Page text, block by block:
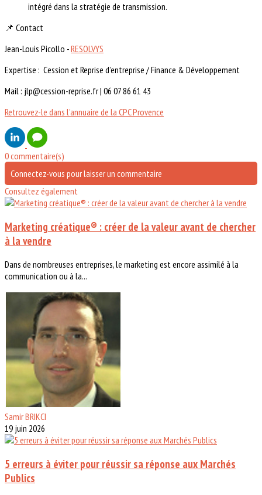
intégré dans la stratégie de transmission.
📌 Contact
Jean-Louis Picollo -RESOLVYS
Expertise : Cession et Reprise d’entreprise / Finance & Développement
Mail : jlp@cession-reprise.fr | 06 07 86 61 43
Retrouvez-le dans l'annuaire de la CPC Provence
0 commentaire(s)
Connectez-vous pour laisser un commentaire
Consultez également
Marketing créatique® : créer de la valeur avant de chercher
à la vendre
Dans de nombreuses entreprises, le marketing est encore assimilé à la
communication ou à la...
Samir BRIKCI
19 juin 2026
5 erreurs à éviter pour réussir sa réponse aux Marchés
Publics